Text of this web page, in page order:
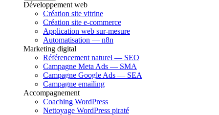
Développement web
Création site vitrine
Création site e-commerce
Application web sur-mesure
Automatisation — n8n
Marketing digital
Référencement naturel — SEO
Campagne Meta Ads — SMA
Campagne Google Ads — SEA
Campagne emailing
Accompagnement
Coaching WordPress
Nettoyage WordPress piraté